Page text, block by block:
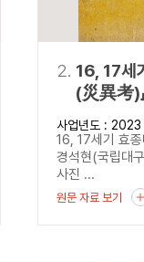
약용
“정조”가 나온
료를 검색
2. 16, 17세
(災異考)
사업년도 : 2023
16, 17세기 효
경석현(국립대
사진 ...
원문 자료 보기